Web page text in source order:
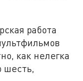
работа
как нелегка